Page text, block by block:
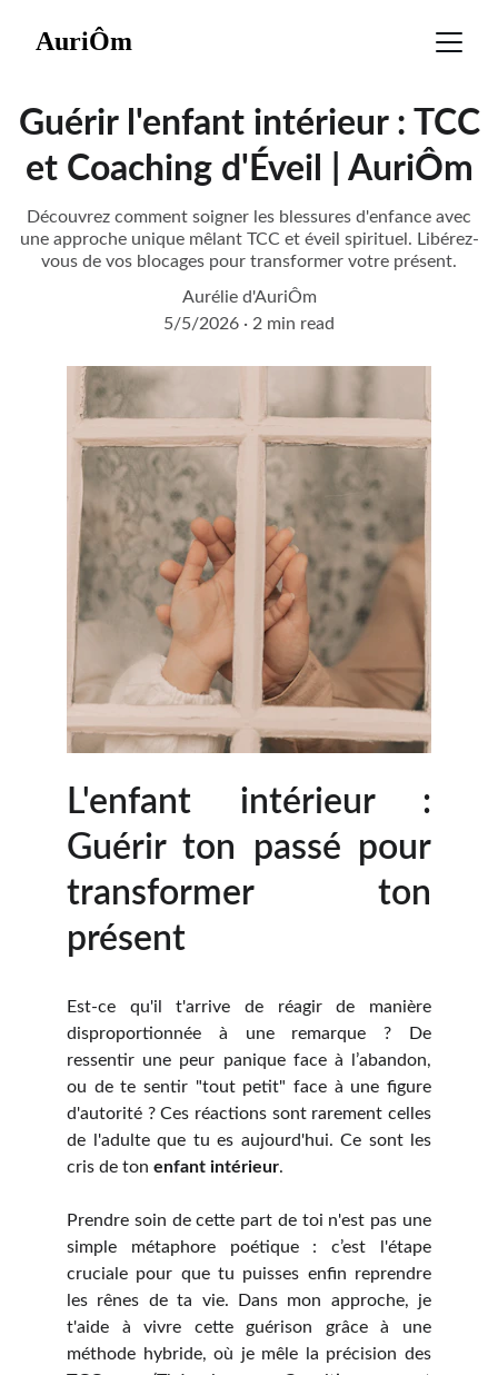
AuriÔm
Guérir l'enfant intérieur : TCC
et Coaching d'Éveil | AuriÔm
Découvrez comment soigner les blessures d'enfance avec
une approche unique mêlant TCC et éveil spirituel. Libérez-
vous de vos blocages pour transformer votre présent.
Aurélie d'AuriÔm
5/5/2026
2 min read
L'enfant intérieur :
Guérir ton passé pour
transformer ton
présent
Est-ce qu'il t'arrive de réagir de manière
disproportionnée à une remarque ? De
ressentir une peur panique face à l’abandon,
ou de te sentir "tout petit" face à une figure
d'autorité ? Ces réactions sont rarement celles
de l'adulte que tu es aujourd'hui. Ce sont les
cris de ton enfant intérieur.
Prendre soin de cette part de toi n'est pas une
simple métaphore poétique : c’est l'étape
cruciale pour que tu puisses enfin reprendre
les rênes de ta vie. Dans mon approche, je
t'aide à vivre cette guérison grâce à une
méthode hybride, où je mêle la précision des